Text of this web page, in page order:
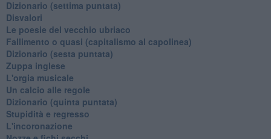
​Dizionario (settima puntata)
Disvalori
Le poesie del vecchio ubriaco
Fallimento o quasi (capitalismo al capolinea)
Dizionario (sesta puntata)
Zuppa inglese
L'orgia musicale
Un calcio alle regole
Dizionario (quinta puntata)
Stupidità e regresso
L'incoronazione